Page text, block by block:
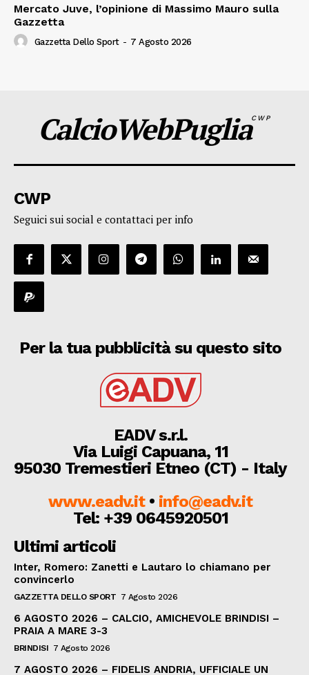
Mercato Juve, l’opinione di Massimo Mauro sulla
Gazzetta
Gazzetta Dello Sport - 7 Agosto 2026
CalcioWebPugliaCWP
CWP
Seguici sui social e contattaci per info
Per la tua pubblicità su questo sito
EADV s.r.l.
Via Luigi Capuana, 11
95030 Tremestieri Etneo (CT) - Italy
www.eadv.it• info@eadv.it
Tel: +39 0645920501
Ultimi articoli
Inter, Romero: Zanetti e Lautaro lo chiamano per
convincerlo
GAZZETTA DELLO SPORT 7 Agosto 2026
6 AGOSTO 2026 – CALCIO, AMICHEVOLE BRINDISI –
PRAIA A MARE 3-3
BRINDISI 7 Agosto 2026
7 AGOSTO 2026 – FIDELIS ANDRIA, UFFICIALE UN